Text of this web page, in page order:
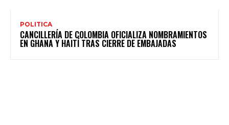
POLITICA
CANCILLERÍA DE COLOMBIA OFICIALIZA NOMBRAMIENTOS
EN GHANA Y HAITÍ TRAS CIERRE DE EMBAJADAS